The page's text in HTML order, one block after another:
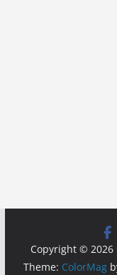
Copyright © 2026
Theme: ColorMag